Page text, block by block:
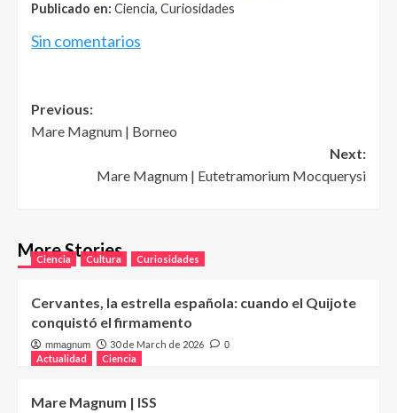
Publicado en: Ciencia, Curiosidades
Sin comentarios
Post
navigation
Previous:
Mare Magnum | Borneo
Next:
Mare Magnum | Eutetramorium Mocquerysi
More Stories
Ciencia Cultura Curiosidades
Cervantes, la estrella española: cuando el Quijote
conquistó el firmamento
mmagnum 30 de March de 2026 0
Actualidad Ciencia
Mare Magnum | ISS